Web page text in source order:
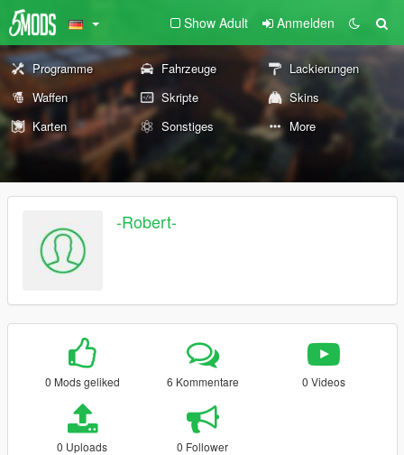
Show Adult Anmelden
Programme Fahrzeuge
Lackierungen
Waffen
Skripte
Skins
Karten
Sonstiges More
-Robert-
0 Mods geliked 6 Kommentare 0 Videos
0 Uploads 0 Follower